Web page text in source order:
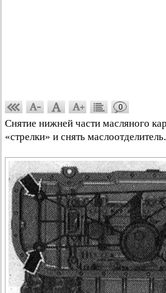
0
Снятие нижней части масляного
«стрелки» и снять маслоотделитель.